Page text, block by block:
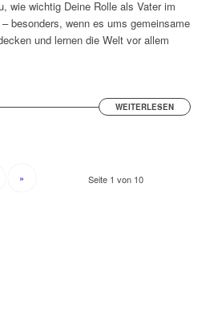
wie wichtig Deine Rolle als Vater im
besonders, wenn es ums gemeinsame
und lernen die Welt vor allem
WEITERLESEN
Seite 1 von 10
»